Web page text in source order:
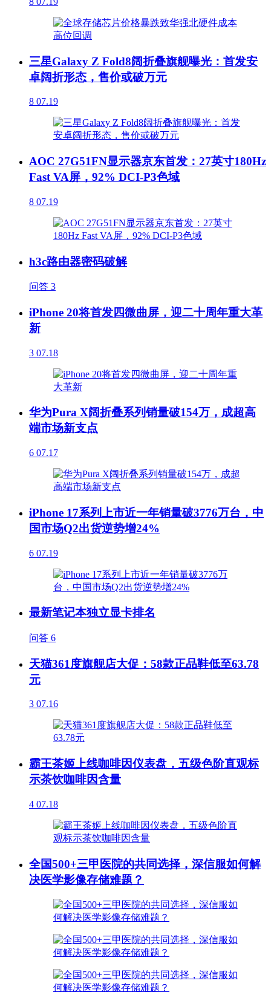
三星Galaxy Z Fold8阔折叠旗舰曝光：首发安
卓阔折形态，售价或破万元
8 07.19
AOC 27G51FN显示器京东首发：27英寸180Hz
Fast VA屏，92% DCI-P3色域
8 07.19
h3c路由器密码破解
问答 3
iPhone 20将首发四微曲屏，迎二十周年重大革
新
3 07.18
华为Pura X阔折叠系列销量破154万，成超高
端市场新支点
6 07.17
iPhone 17系列上市近一年销量破3776万台，中
国市场Q2出货逆势增24%
6 07.19
最新笔记本独立显卡排名
问答 6
天猫361度旗舰店大促：58款正品鞋低至63.78
元
3 07.16
霸王茶姬上线咖啡因仪表盘，五级色阶直观标
示茶饮咖啡因含量
4 07.18
全国500+三甲医院的共同选择，深信服如何解
决医学影像存储难题？